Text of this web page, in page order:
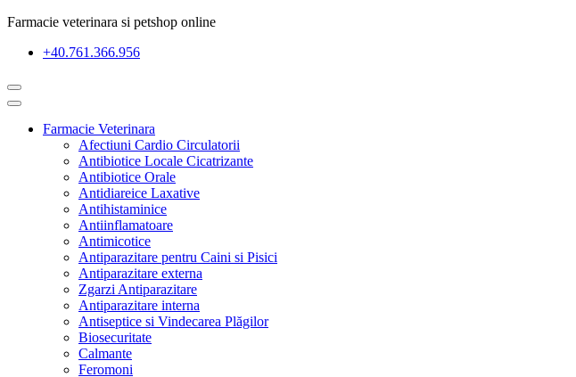
Farmacie veterinara si petshop online
+40.761.366.956
Farmacie Veterinara
Afectiuni Cardio Circulatorii
Antibiotice Locale Cicatrizante
Antibiotice Orale
Antidiareice Laxative
Antihistaminice
Antiinflamatoare
Antimicotice
Antiparazitare pentru Caini si Pisici
Antiparazitare externa
Zgarzi Antiparazitare
Antiparazitare interna
Antiseptice si Vindecarea Plăgilor
Biosecuritate
Calmante
Feromoni